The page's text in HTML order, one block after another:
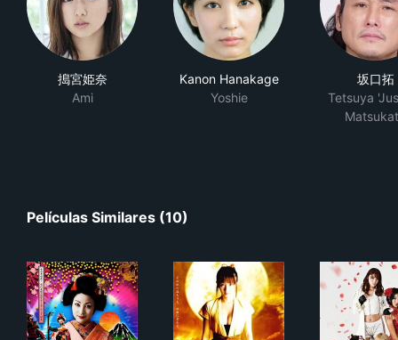
搗宮姫奈
Ami
Kanon Hanakage
Yoshie
坂口拓
Tetsuya
Películas Similares (10)